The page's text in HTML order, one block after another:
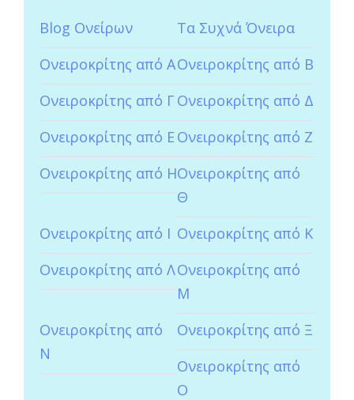
Blog Ονείρων
Tα Συχνά Όνειρα
Ονειροκρίτης από ΑΟνειροκρίτης από Β
Ονειροκρίτης από ΓΟνειροκρίτης από Δ
Ονειροκρίτης από Ε Ονειροκρίτης από Ζ
Ονειροκρίτης από ΗΟνειροκρίτης από
Θ
Ονειροκρίτης από Ι Ονειροκρίτης από Κ
Ονειροκρίτης από ΛΟνειροκρίτης από
Μ
Ονειροκρίτης από
Ν
Ονειροκρίτης από Ξ
Ονειροκρίτης από
Ο